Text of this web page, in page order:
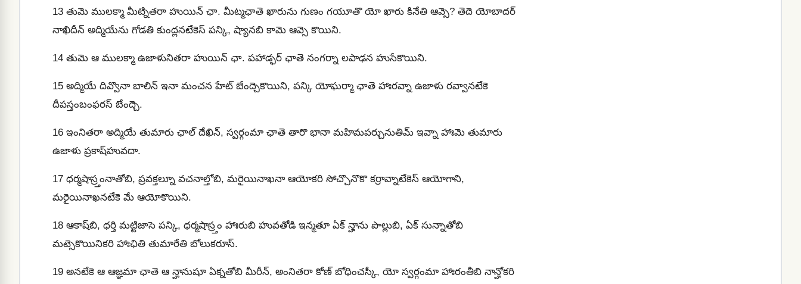
13 తుమె ములక్మా మీట్నితరా హుయిన్ ఛా. మీట్మఛాతె ఖారును గుణం గయూతొ యో ఖారు కినేతి ఆవ్సె? తెదె యోబాదర్
నాఖిదీన్ అద్మియేను గోడతి కుంద్లనటేకెస్ పన్కి, ష్యానబి కామె ఆవ్సె కొయిని.
14 తుమె ఆ ములక్మా ఉజాళునితరా హుయిన్ ఛా. పహాడ్ఫర్ ఛాతె నంగర్నా లపాఢన హుసేకొయిని.
15 అద్మియే దివ్వొనా బాలిన్ ఇనా మంచన హేట్ బేంద్చెకొయిని, పన్కి యోఘర్మా ఛాతె హాఃరవ్నా ఉజాళు రవ్వానటేకె
దీపస్తంబంఫరస్‍ బేంద్చె.
16 ఇంనితరా అద్మియే తుమారు ఛాల్ దేఖిన్, స్వర్గంమా ఛాతె తారొ భానా మహిమపర్చునుతిమ్‍ ఇవ్నా హాఃమె తుమారు
ఉజాళు ప్రకాష్‍హువదా.
17 ధర్మషాస్ర్తంనాతోబి, ప్రవక్తల్నూ వచనాల్తోబి, మరైయినాఖనా ఆయోకరి సోచ్చొనొకొ కర్రావ్నాటేకెస్ ఆయోగాని,
మరైయినాఖనటేకె మే ఆయోకొయిని.
18 ఆకాష్‍బి, ధర్తి మట్టిజాసె పన్కి, ధర్మషాస్ర్తం హాఃరుబి హువతోడి ఇన్మతూ ఏక్ న్హాను పొల్లుబి, ఏక్ సున్నాతోబి
మట్సెకొయినికరి హాఃఛితి తుమారేతి బోలుకరూస్.
19 అనటేకె ఆ ఆజ్ఞమా ఛాతె ఆ న్హానుషూ ఏక్నతోబి మీరీన్‍, అంనితరా కోణ్ బోధించస్కీ, యో స్వర్గంమా హాఃరంతీబి నాన్హోకరి